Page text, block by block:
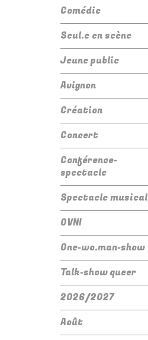
Comédie
Seul.e en scène
Jeune public
Avignon
Création
Concert
Conférence-
spectacle
Spectacle musical
OVNI
One-wo.man-show
Talk-show queer
2026/2027
Août